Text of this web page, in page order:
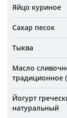
Яйцо куриное
Сахар песок
Тыква
Масло
традиционное
Йогурт
натуральный